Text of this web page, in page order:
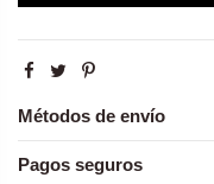
Métodos de envío
Pagos seguros